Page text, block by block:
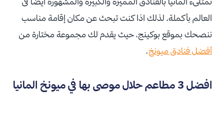
العالم بأكملة، لذلك اذا كنت تبحث عن مكان إقامة مناسب
ننصحك بموقع بوكينج، حيث يقدم لك مجموعة مختارة من
أفضل فنادق ميونخ.
افضل 3 مطاعم حلال موصى بها في ميونخ المانيا